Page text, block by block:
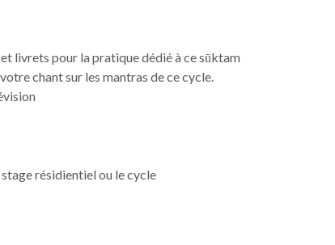
livrets pour la pratique dédié à ce sūktam
chant sur les mantras de ce cycle.
stage résidientiel ou le cycle